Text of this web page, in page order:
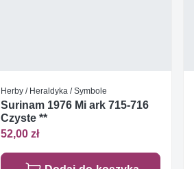
Herby / Heraldyka / Symbole
Surinam 1976 Mi ark 715-716
Czyste **
52,00 zł